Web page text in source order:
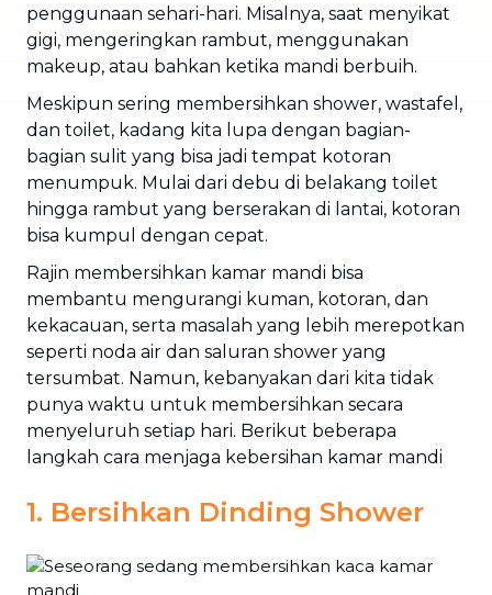
penggunaan sehari-hari. Misalnya, saat menyikat
gigi, mengeringkan rambut, menggunakan
makeup, atau bahkan ketika mandi berbuih.
Meskipun sering membersihkan shower, wastafel,
dan toilet, kadang kita lupa dengan bagian-
bagian sulit yang bisa jadi tempat kotoran
menumpuk. Mulai dari debu di belakang toilet
hingga rambut yang berserakan di lantai, kotoran
bisa kumpul dengan cepat.
Rajin membersihkan kamar mandi bisa
membantu mengurangi kuman, kotoran, dan
kekacauan, serta masalah yang lebih merepotkan
seperti noda air dan saluran shower yang
tersumbat. Namun, kebanyakan dari kita tidak
punya waktu untuk membersihkan secara
menyeluruh setiap hari. Berikut beberapa
langkah cara menjaga kebersihan kamar mandi
1. Bersihkan Dinding Shower